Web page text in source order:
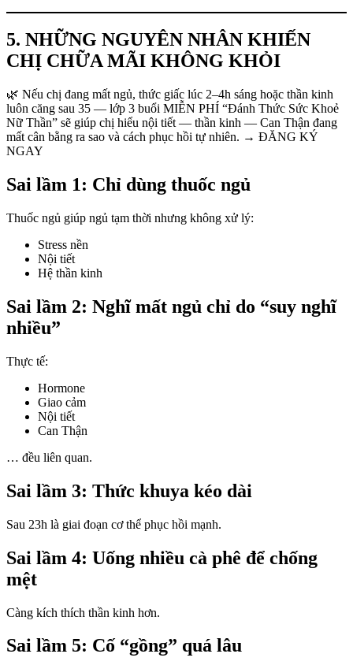
5. NHỮNG NGUYÊN NHÂN KHIẾN
CHỊ CHỮA MÃI KHÔNG KHỎI
🌿 Nếu chị đang mất ngủ, thức giấc lúc 2–4h sáng hoặc thần kinh
luôn căng sau 35 — lớp 3 buổi MIỄN PHÍ “Đánh Thức Sức Khoẻ
Nữ Thần” sẽ giúp chị hiểu nội tiết — thần kinh — Can Thận đang
mất cân bằng ra sao và cách phục hồi tự nhiên. → ĐĂNG KÝ
NGAY
Sai lầm 1: Chỉ dùng thuốc ngủ
Thuốc ngủ giúp ngủ tạm thời nhưng không xử lý:
Stress nền
Nội tiết
Hệ thần kinh
Sai lầm 2: Nghĩ mất ngủ chỉ do “suy nghĩ
nhiều”
Thực tế:
Hormone
Giao cảm
Nội tiết
Can Thận
… đều liên quan.
Sai lầm 3: Thức khuya kéo dài
Sau 23h là giai đoạn cơ thể phục hồi mạnh.
Sai lầm 4: Uống nhiều cà phê để chống
mệt
Càng kích thích thần kinh hơn.
Sai lầm 5: Cố “gồng” quá lâu